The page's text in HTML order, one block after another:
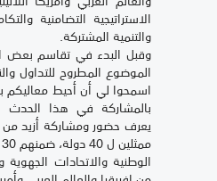
الاستراتيجية التضامنية
والتنمية المشتركة.
وقبل البدء في تقاسم بعض
الموضوع المطروح للتداول
اسمحوا لي أن أحيط معاليكم
بالمشاركة في هذا الحدث
الوطنية والاتحادات الجهوية